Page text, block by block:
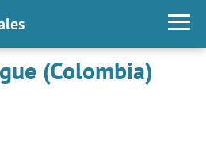
(Colombia)